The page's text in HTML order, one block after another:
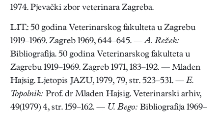
1974. Pjevački zbor veterinara Zagreba.
LIT.: 50 godina Veterinarskog fakulteta u Zagrebu
1919–1969. Zagreb 1969, 644–645. —A. Režek:
Bibliografija. 50 godina Veterinarskog fakulteta u
Zagrebu 1919–1969. Zagreb 1971, 183–192. — Mladen
Hajsig. Ljetopis JAZU, 1979, 79, str. 523–531. — E.
Topolnik: Prof. dr Mladen Hajsig. Veterinarski arhiv,
49(1979) 4, str. 159–162. — U. Bego: Bibliografija 1969–